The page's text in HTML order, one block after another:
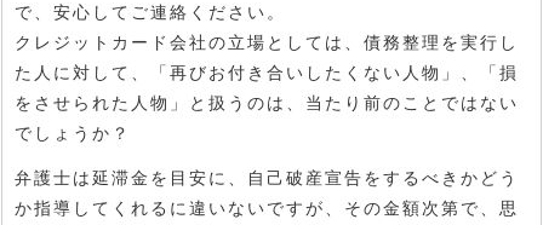
で、安心してご連絡ください。
クレジットカード会社の立場としては、債務整理を実行し
た人に対して、「再びお付き合いしたくない人物」、「損
をさせられた人物」と扱うのは、当たり前のことではない
でしょうか？
弁護士は延滞金を目安に、自己破産宣告をするべきかどう
か指導してくれるに違いないですが、その金額次第で、思